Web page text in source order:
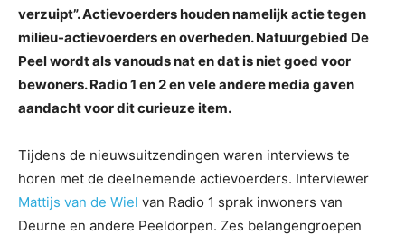
verzuipt”. Actievoerders houden namelijk actie tegen
milieu-actievoerders en overheden. Natuurgebied De
Peel wordt als vanouds nat en dat is niet goed voor
bewoners. Radio 1 en 2 en vele andere media gaven
aandacht voor dit curieuze item.
Tijdens de nieuwsuitzendingen waren interviews te
horen met de deelnemende actievoerders. Interviewer
Mattijs van de Wiel van Radio 1 sprak inwoners van
Deurne en andere Peeldorpen. Zes belangengroepen